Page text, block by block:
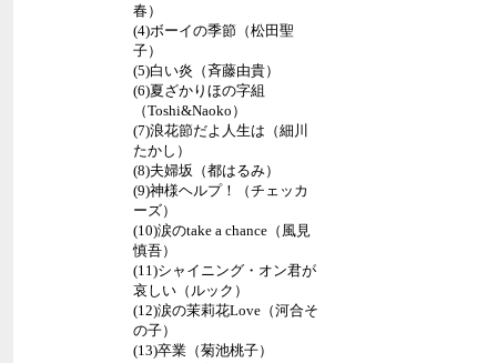
春）
(4)ボーイの季節（松田聖
子）
(5)白い炎（斉藤由貴）
(6)夏ざかりほの字組
（Toshi&Naoko）
(7)浪花節だよ人生は（細川
たかし）
(8)夫婦坂（都はるみ）
(9)神様ヘルプ！（チェッカ
ーズ）
(10)涙のtake a chance（風見
慎吾）
(11)シャイニング・オン君が
哀しい（ルック）
(12)涙の茉莉花Love（河合そ
の子）
(13)卒業（菊池桃子）